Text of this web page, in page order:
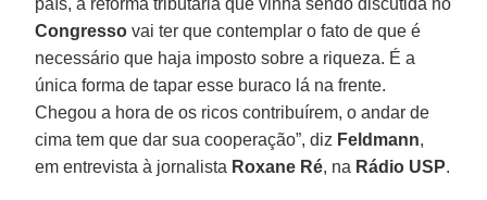
Congresso vai ter que contemplar o fato de que é
necessário que haja imposto sobre a riqueza. É a
única forma de tapar esse buraco lá na frente.
Chegou a hora de os ricos contribuírem, o andar de
cima tem que dar sua cooperação”, diz Feldmann,
em entrevista à jornalista Roxane Ré, na Rádio USP.